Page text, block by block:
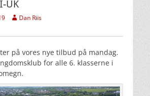
UK
Forfatter
Dan Riis
på vores nye tilbud på mandag.
for alle 6. klasserne i